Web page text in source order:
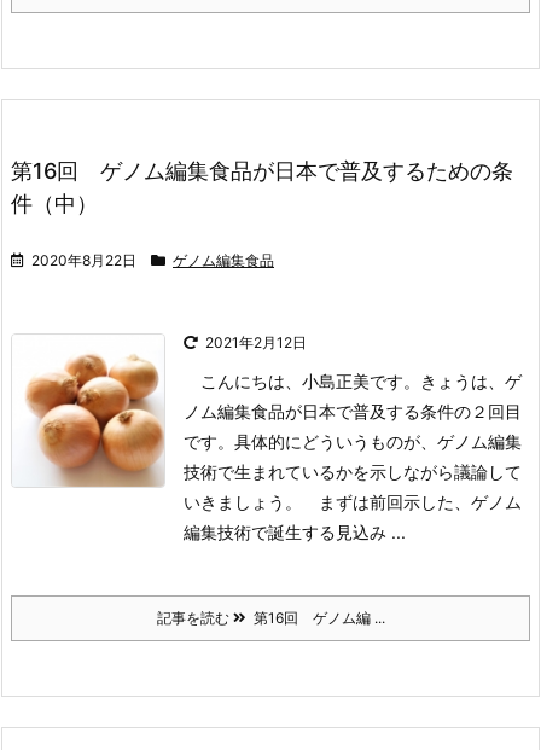
第16回 ゲノム編集食品が日本で普及するための条
件（中）
2020年8月22日 ゲノム編集食品
2021年2月12日
こんにちは、小島正美です。きょうは、ゲ
ノム編集食品が日本で普及する条件の２回目
です。具体的にどういうものが、ゲノム編集
技術で生まれているかを示しながら議論して
いきましょう。
まずは前回示した、ゲノム
編集技術で誕生する見込み ...
記事を読む 第16回 ゲノム編 ...